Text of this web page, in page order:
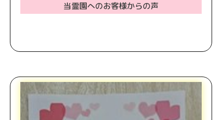
当霊園へのお客様からの声